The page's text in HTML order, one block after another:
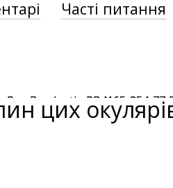
Часті питання
цих